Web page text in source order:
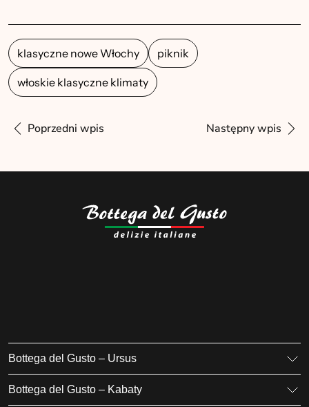
klasyczne nowe Włochy piknik
włoskie klasyczne klimaty
Poprzedni wpis Następny wpis
Bottega del Gusto – Ursus
K. Gierdziejewskiego 7
02-495 Warszawa
Bottega del Gusto – Kabaty